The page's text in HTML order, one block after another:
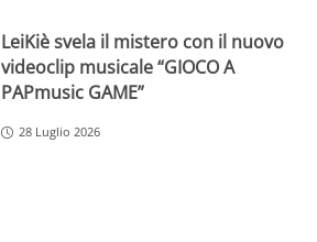
LeiKiè svela il mistero con il nuovo
videoclip musicale “GIOCO A
PAPmusic GAME”
28 Luglio 2026